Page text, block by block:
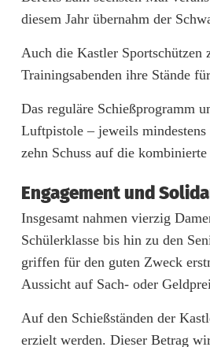
i
t
e
d
m
S
c
u
diesem Jahr übernahm der
Auch die Kastler Sportschützen
Trainingsabenden ihre Stände
Das reguläre Schießprogramm
Luftpistole – jeweils mindestens
zehn Schuss auf die
Engagement und
Insgesamt nahmen vierzig
Schülerklasse bis hin zu den
griffen für den guten Zweck
Aussicht auf Sach- oder
Auf den Schießständen der
erzielt werden. Dieser Betrag